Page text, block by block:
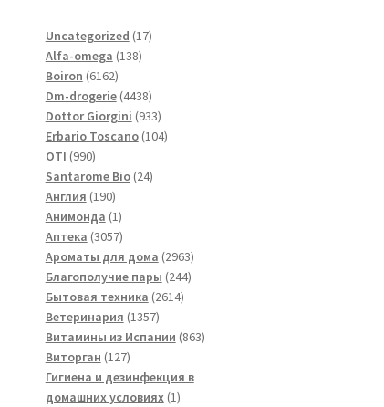
Uncategorized 1717
Alfa-omega 138138
Boiron 61626162
товара
Dm-drogerie 44384438
товаров
Dottor Giorgini 933933
товара
Erbario Toscano 104104
OTI 990990
товаров
Santarome Bio 2424
Англия 190190
товаров
Анимонда 11
товар
Аптека 30573057
товаров
Ароматы для дома 29632963
товара
Благополучие пары 244244
Бытовая техника 26142614
Ветеринария 13571357
товаров
Витамины из Испании 863863
Виторган 127127
товаров
Гигиена и дезинфекция в
домашних условиях 11